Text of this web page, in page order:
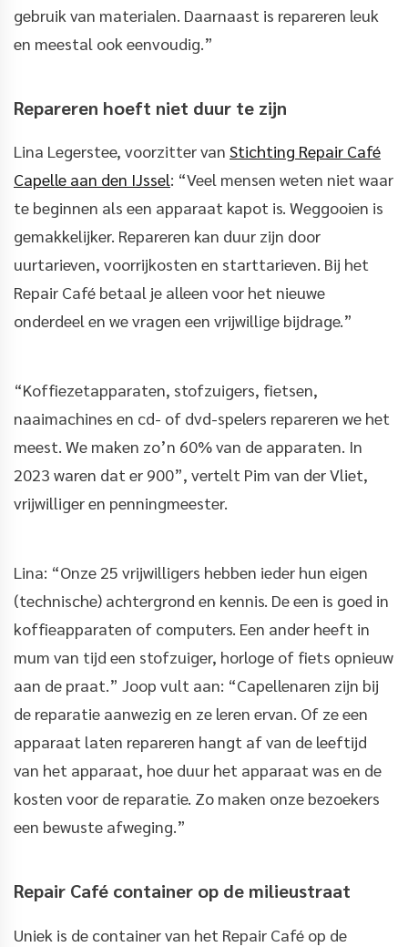
gebruik van materialen. Daarnaast is repareren leuk
en meestal ook eenvoudig.”
Repareren hoeft niet duur te zijn
Lina Legerstee, voorzitter van Stichting Repair Café
Capelle aan den IJssel: “Veel mensen weten niet waar
te beginnen als een apparaat kapot is. Weggooien is
gemakkelijker. Repareren kan duur zijn door
uurtarieven, voorrijkosten en starttarieven. Bij het
Repair Café betaal je alleen voor het nieuwe
onderdeel en we vragen een vrijwillige bijdrage.”
“Koffiezetapparaten, stofzuigers, fietsen,
naaimachines en cd- of dvd-spelers repareren we het
meest. We maken zo’n 60% van de apparaten. In
2023 waren dat er 900”, vertelt Pim van der Vliet,
vrijwilliger en penningmeester.
Lina: “Onze 25 vrijwilligers hebben ieder hun eigen
(technische) achtergrond en kennis. De een is goed in
koffieapparaten of computers. Een ander heeft in
mum van tijd een stofzuiger, horloge of fiets opnieuw
aan de praat.” Joop vult aan: “Capellenaren zijn bij
de reparatie aanwezig en ze leren ervan. Of ze een
apparaat laten repareren hangt af van de leeftijd
van het apparaat, hoe duur het apparaat was en de
kosten voor de reparatie. Zo maken onze bezoekers
een bewuste afweging.”
Repair Café container op de milieustraat
Uniek is de container van het Repair Café op de